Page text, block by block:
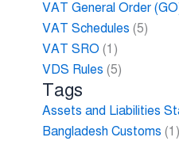
VAT General Order
VAT Schedules (5)
VAT SRO (1)
VDS Rules (5)
Tags
Assets and Liabilities
Bangladesh Customs (1)